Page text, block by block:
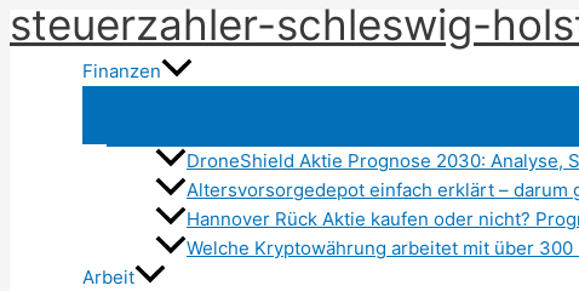
Zum
Inhalt
springen
steuerzahler-schleswig-
Finanzen
DroneShield Aktie Prognose 2030: Analyse,
Altersvorsorgedepot einfach erklärt – darum
Hannover Rück Aktie kaufen oder nicht?
Welche Kryptowährung arbeitet mit über
Arbeit